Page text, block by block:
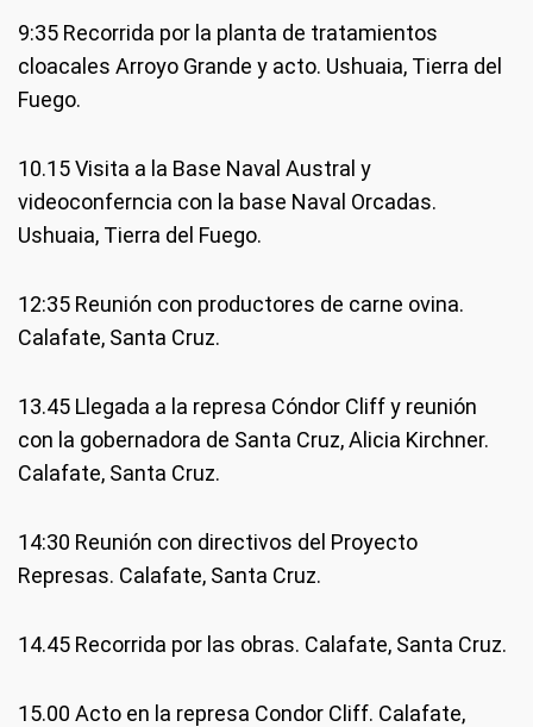
9:35 Recorrida por la planta de tratamientos
cloacales Arroyo Grande y acto. Ushuaia, Tierra del
Fuego.
10.15 Visita a la Base Naval Austral y
videoconferncia con la base Naval Orcadas.
Ushuaia, Tierra del Fuego.
12:35 Reunión con productores de carne ovina.
Calafate, Santa Cruz.
13.45 Llegada a la represa Cóndor Cliff y reunión
con la gobernadora de Santa Cruz, Alicia Kirchner.
Calafate, Santa Cruz.
14:30 Reunión con directivos del Proyecto
Represas. Calafate, Santa Cruz.
14.45 Recorrida por las obras. Calafate, Santa Cruz.
15.00 Acto en la represa Condor Cliff. Calafate,